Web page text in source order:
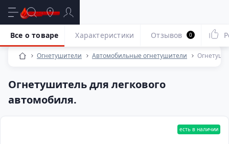
Огнетушители Автомобильные огнетушители
Огнетушитель для легкового
автомобиля.
Все о товаре Характеристики Отзывов 0
есть в наличии